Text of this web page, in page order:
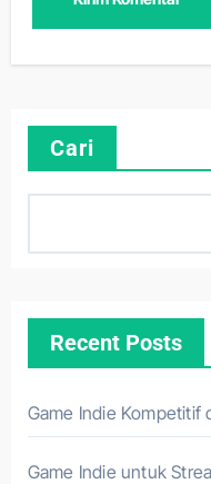
Cari
Recent Posts
Game Indie Kompetitif
Game Indie untuk